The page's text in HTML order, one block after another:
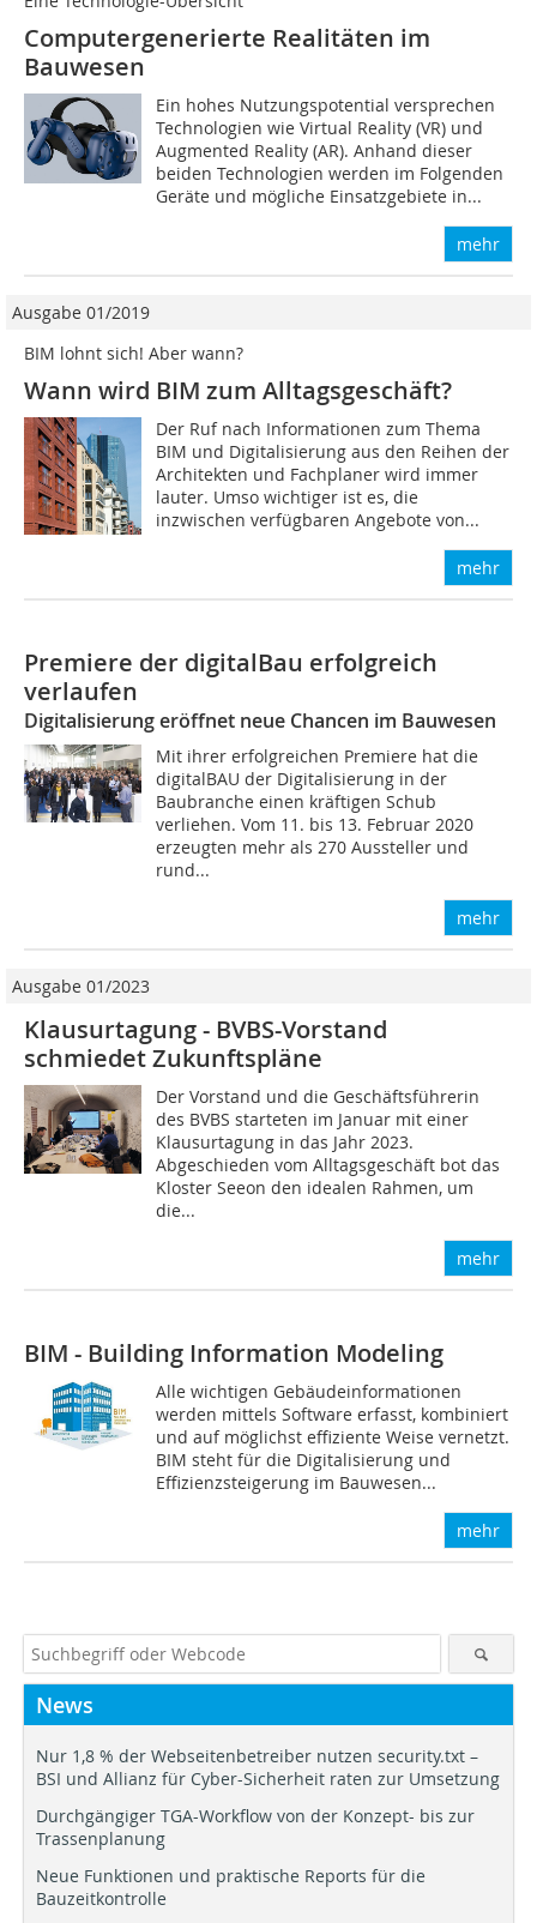
Computergenerierte Realitäten im
Bauwesen
Ein hohes Nutzungspotential versprechen
Technologien wie Virtual Reality (VR) und
Augmented Reality (AR). Anhand dieser
beiden Technologien werden im Folgenden
Geräte und mögliche Einsatzgebiete in...
mehr
Ausgabe 01/2019
BIM lohnt sich! Aber wann?
Wann wird BIM zum Alltagsgeschäft?
Der Ruf nach Informationen zum Thema
BIM und Digitalisierung aus den Reihen der
Architekten und Fachplaner wird immer
lauter. Umso wichtiger ist es, die
inzwischen verfügbaren Angebote von...
mehr
Premiere der digitalBau erfolgreich
verlaufen
Digitalisierung eröffnet neue Chancen im Bauwesen
Mit ihrer erfolgreichen Premiere hat die
digitalBAU der Digitalisierung in der
Baubranche einen kräftigen Schub
verliehen. Vom 11. bis 13. Februar 2020
erzeugten mehr als 270 Aussteller und
rund...
mehr
Ausgabe 01/2023
Klausurtagung - BVBS-Vorstand
schmiedet Zukunftspläne
Der Vorstand und die Geschäftsführerin
des BVBS starteten im Januar mit einer
Klausurtagung in das Jahr 2023.
Abgeschieden vom Alltagsgeschäft bot das
Kloster Seeon den idealen Rahmen, um
die...
mehr
BIM - Building Information Modeling
Alle wichtigen Gebäudeinformationen
werden mittels Software erfasst, kombiniert
und auf möglichst effiziente Weise vernetzt.
BIM steht für die Digitalisierung und
Effizienzsteigerung im Bauwesen...
mehr
News
Nur 1,8 % der Webseitenbetreiber nutzen security.txt –
BSI und Allianz für Cyber-Sicherheit raten zur Umsetzung
Durchgängiger TGA-Workflow von der Konzept- bis zur
Trassenplanung
Neue Funktionen und praktische Reports für die
Bauzeitkontrolle